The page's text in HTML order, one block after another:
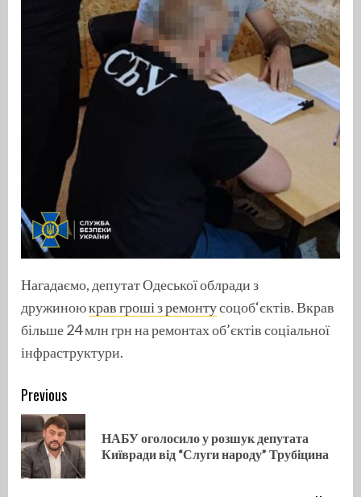
Нагадаємо, депутат Одеської облради з
дружиноюкрав гроші з ремонтусоцоб‘єктів. Вкрав
більше 24 млн грн на ремонтах об’єктів соціальної
інфраструктури.
Continue
Reading
Previous
НАБУ оголосило у розшук депутата
Київради від “Слуги народу” Трубіцина